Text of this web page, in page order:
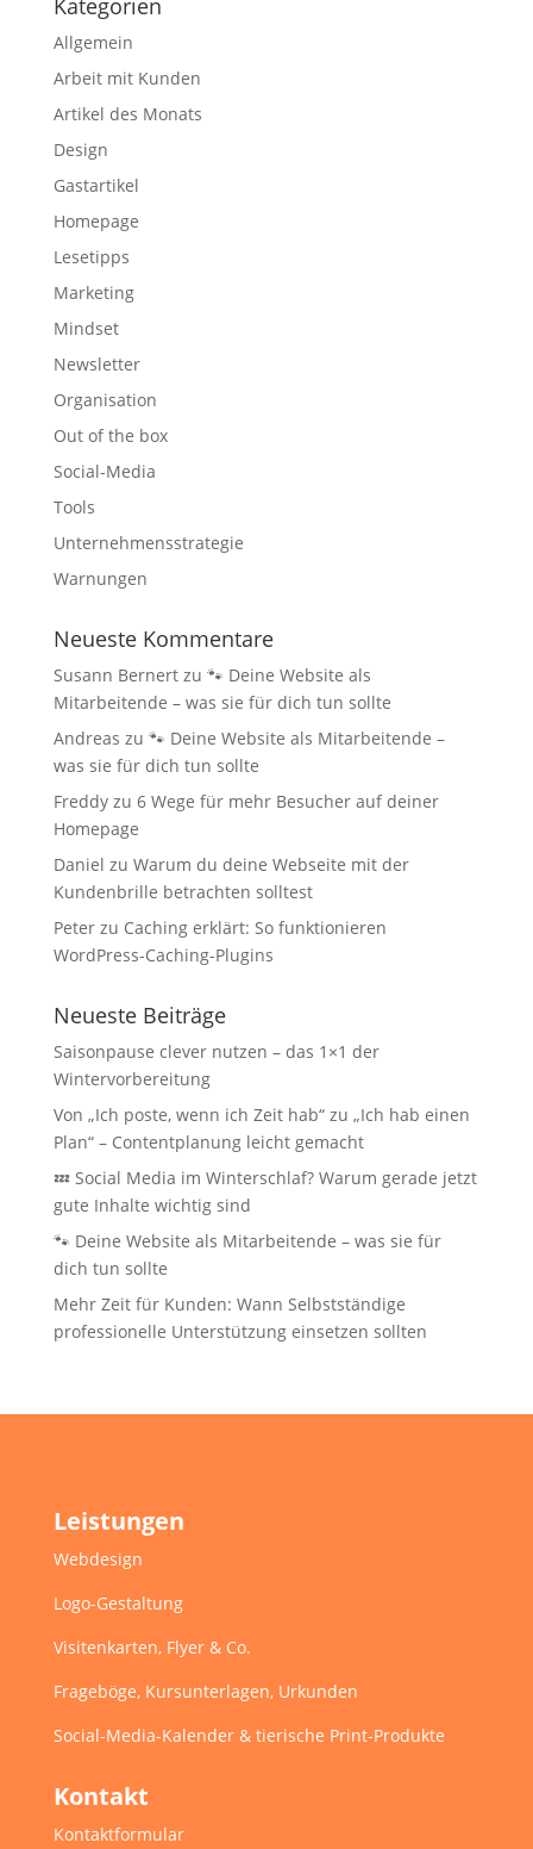
Kategorien
Allgemein
Arbeit mit Kunden
Artikel des Monats
Design
Gastartikel
Homepage
Lesetipps
Marketing
Mindset
Newsletter
Organisation
Out of the box
Social-Media
Tools
Unternehmensstrategie
Warnungen
Neueste Kommentare
Susann Bernertzu 🐾 Deine Website als
Mitarbeitende – was sie für dich tun sollte
Andreas zu 🐾 Deine Website als Mitarbeitende –
was sie für dich tun sollte
Freddyzu 6 Wege für mehr Besucher auf deiner
Homepage
Daniel zu Warum du deine Webseite mit der
Kundenbrille betrachten solltest
Peterzu Caching erklärt: So funktionieren
WordPress-Caching-Plugins
Neueste Beiträge
Saisonpause clever nutzen – das 1×1 der
Wintervorbereitung
Von „Ich poste, wenn ich Zeit hab“ zu „Ich hab einen
Plan“ – Contentplanung leicht gemacht
💤 Social Media im Winterschlaf? Warum gerade jetzt
gute Inhalte wichtig sind
🐾 Deine Website als Mitarbeitende – was sie für
dich tun sollte
Mehr Zeit für Kunden: Wann Selbstständige
professionelle Unterstützung einsetzen sollten
Leistungen
Webdesign
Logo-Gestaltung
Visitenkarten, Flyer & Co.
Frageböge, Kursunterlagen, Urkunden
Social-Media-Kalender & tierische Print-Produkte
Kontakt
Kontaktformular